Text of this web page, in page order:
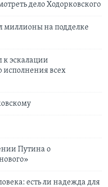
дело Ходорковского
миллионы на подделке
эскалации
исполнения всех
Путина о
есть ли надежда для